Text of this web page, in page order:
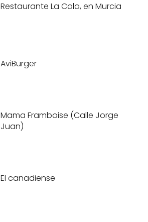
Restaurante La Cala, en Murcia
AviBurger
Mama Framboise (Calle Jorge
Juan)
El canadiense